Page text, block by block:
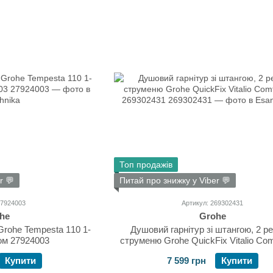
💬
Tempesta 110 1-
27924003
Купити
Топ продажів
Питай про знижку у Viber 💬
Артикул: 269302431
Grohe
Душовий гарнітур зі штангою, 2
струменю Grohe QuickFix Vitalio
269302431
7 599 грн
Купити